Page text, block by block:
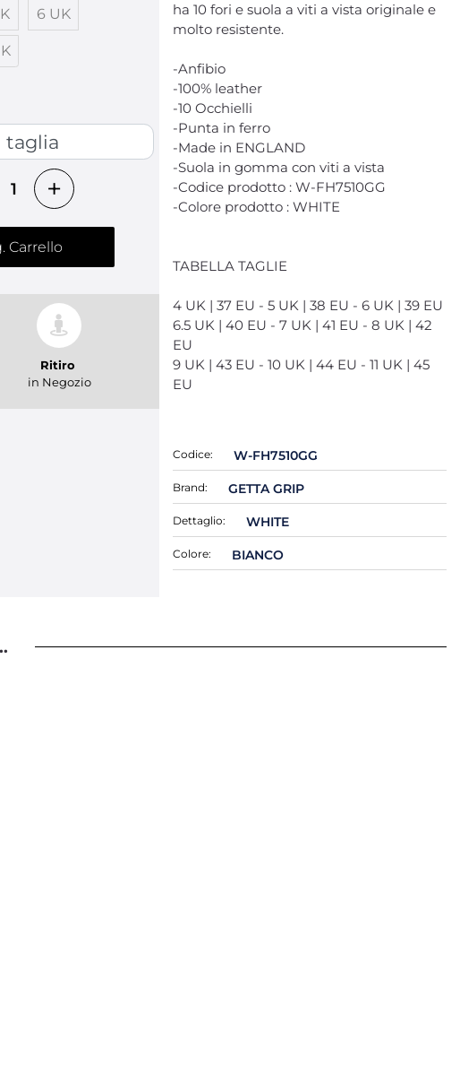
6 UK
Carrello
Ritiro
in Negozio
ha 10 fori e suola a viti a vista originale e
molto resistente.
-Anfibio
-100% leather
-10 Occhielli
-Punta in ferro
-Made in ENGLAND
-Suola in gomma con viti a vista
-Codice prodotto : W-FH7510GG
-Colore prodotto : WHITE
TABELLA TAGLIE
4 UK | 37 EU - 5 UK | 38 EU - 6 UK | 39 EU
6.5 UK | 40 EU - 7 UK | 41 EU - 8 UK | 42
EU
9 UK | 43 EU - 10 UK | 44 EU - 11 UK | 45
EU
Codice: W-FH7510GG
Brand: GETTA GRIP
Dettaglio: WHITE
Colore: BIANCO